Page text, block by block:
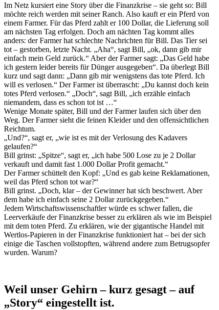
Im Netz kursiert eine Story über die Finanzkrise – sie geht so: Bill
möchte reich werden mit seiner Ranch. Also kauft er ein Pferd von
einem Farmer. Für das Pferd zahlt er 100 Dollar, die Lieferung soll
am nächsten Tag erfolgen. Doch am nächten Tag kommt alles
anders: der Farmer hat schlechte Nachrichten für Bill. Das Tier sei
tot – gestorben, letzte Nacht. „Aha“, sagt Bill, „ok, dann gib mir
einfach mein Geld zurück.“ Aber der Farmer sagt: „Das Geld habe
ich gestern leider bereits für Dünger ausgegeben“. Da überlegt Bill
kurz und sagt dann: „Dann gib mir wenigstens das tote Pferd. Ich
will es verlosen.“ Der Farmer ist überrascht: „Du kannst doch kein
totes Pferd verlosen.“ „Doch“, sagt Bill, „ich erzähle einfach
niemandem, dass es schon tot ist …“
Wenige Monate später, Bill und der Farmer laufen sich über den
Weg. Der Farmer sieht die feinen Kleider und den offensichtlichen
Reichtum.
„Und?“, sagt er, „wie ist es mit der Verlosung des Kadavers
gelaufen?“
Bill grinst: „Spitze“, sagt er, „ich habe 500 Lose zu je 2 Dollar
verkauft und damit fast 1.000 Dollar Profit gemacht.“
Der Farmer schüttelt den Kopf: „Und es gab keine Reklamationen,
weil das Pferd schon tot war?“
Bill grinst. „Doch, klar – der Gewinner hat sich beschwert. Aber
dem habe ich einfach seine 2 Dollar zurückgegeben.“
Jedem Wirtschaftswissenschaftler würde es schwer fallen, die
Leerverkäufe der Finanzkrise besser zu erklären als wie im Beispiel
mit dem toten Pferd. Zu erklären, wie der gigantische Handel mit
Wertlos-Papieren in der Finanzkrise funktioniert hat – bei der sich
einige die Taschen vollstopften, während andere zum Betrugsopfer
wurden. Warum?
Weil unser Gehirn – kurz gesagt – auf
„Story“ eingestellt ist.